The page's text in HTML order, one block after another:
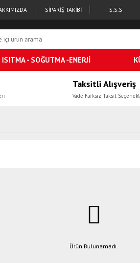
SİPARİŞ TAKİBİ S.S.S
ISITMA - SOĞUTMA -ENERJİ
Taksitli Alışveriş
Vade Farksız Taksit
Ürün Bulunamadı.